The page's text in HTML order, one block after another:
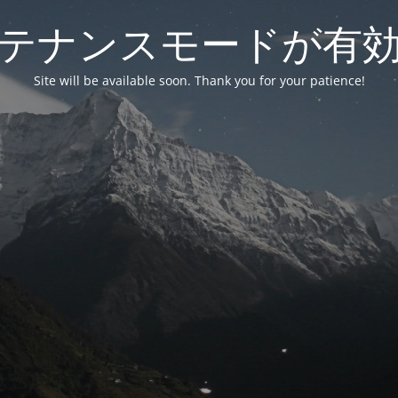
ナンスモードが有
Site will be available soon. Thank you for your patience!